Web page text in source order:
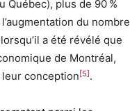
Québec), plus de 90 %
du nombre
a été révélé que
de Montréal,
conception[5].